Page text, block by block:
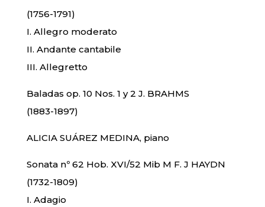
(1756-1791)
I. Allegro moderato
II. Andante cantabile
III. Allegretto
Baladas op. 10 Nos. 1 y 2 J. BRAHMS
(1883-1897)
ALICIA SUÁREZ MEDINA, piano
Sonata nº 62 Hob. XVI/52 Mib M F. J HAYDN
(1732-1809)
I. Adagio